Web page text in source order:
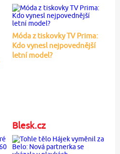
Móda z tiskovky TV Prima:
Kdo vynesl nejpovednější
letní model?
Blesk.cz